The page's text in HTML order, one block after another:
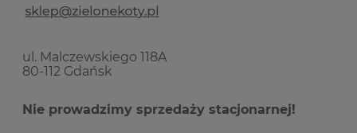
ul. Malczewskiego 118A
80-112 Gdańsk
Nie prowadzimy sprzedaży stacjonarnej!